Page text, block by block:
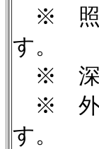
※ 照明
す。
※ 深夜
※ 外観
す。